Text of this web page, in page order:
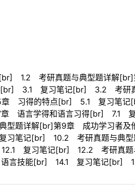
1.2 考研真题与典型题详解
[br] 3.1 复习笔记[br] 3.2 考研
章 习得的特点[br] 5.1 复习笔
语言学得和语言习得[br] 7.1
题详解[br]第9章 成功学习者
习笔记[br] 10.2 考研真题与典
复习笔记[br] 12.2 考研真
言技能[br] 14.1 复习笔记[br]